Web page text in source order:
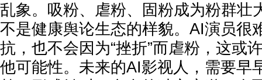
乱象。吸粉、虐粉、固粉成为粉群壮
不是健康舆论生态的样貌。AI演员很
抗，也不会因为“挫折”而虐粉，这或
他可能性。未来的AI影视人，需要早